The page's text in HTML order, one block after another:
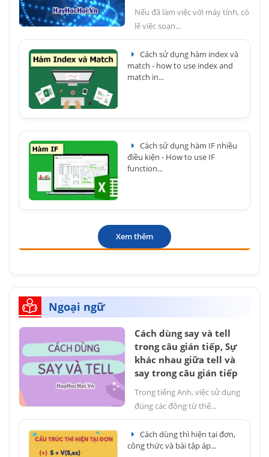
Nếu đã làm việc với máy tính, có
lẽ việc soạn...
Cách sử dụng hàm index và
match - how to use index and
match in...
Cách sử dụng hàm IF nhiều
điều kiện - How to use IF
function...
Xem thêm
Ngoại ngữ
Cách dùng say và tell
trong câu gián tiếp, Sự
khác nhau giữa tell và
say trong câu gián tiếp
Trong tiếng Anh, việc sử dụng
đúng các động từ thể...
Cách dùng thì hiện tại đơn,
công thức và bài tập áp...